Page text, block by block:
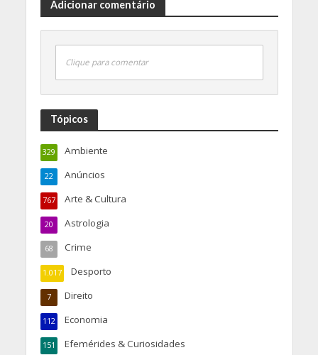
Adicionar comentário
Clique para comentar
Tópicos
Ambiente
329
Anúncios
22
Arte & Cultura
767
Astrologia
20
Crime
68
Desporto
1.017
Direito
7
Economia
112
Efemérides & Curiosidades
151